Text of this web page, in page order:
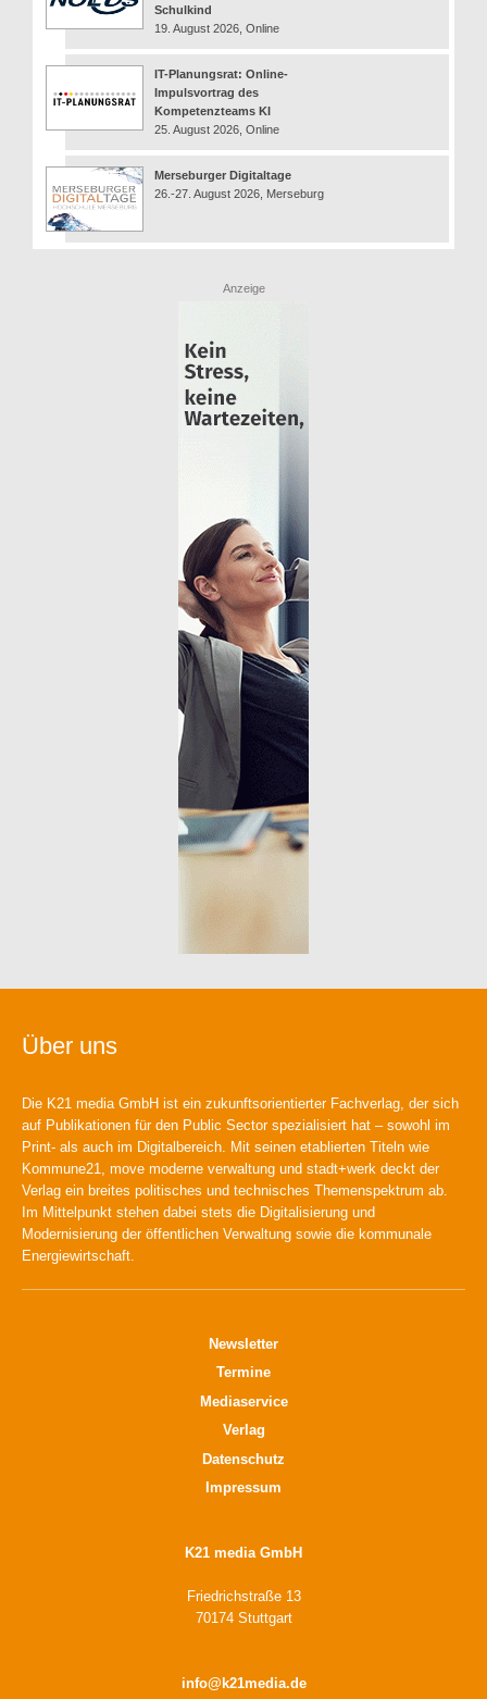
Schulkind
19. August 2026, Online
IT-Planungsrat: Online-
Impulsvortrag des
Kompetenzteams KI
25. August 2026, Online
Merseburger Digitaltage
26.-27. August 2026, Merseburg
Anzeige
Über uns
Die K21 media GmbH ist ein zukunftsorientierter Fachverlag, der sich
auf Publikationen für den Public Sector spezialisiert hat – sowohl im
Print- als auch im Digitalbereich. Mit seinen etablierten Titeln wie
Kommune21, move moderne verwaltung und stadt+werk deckt der
Verlag ein breites politisches und technisches Themenspektrum ab.
Im Mittelpunkt stehen dabei stets die Digitalisierung und
Modernisierung der öffentlichen Verwaltung sowie die kommunale
Energiewirtschaft.
Newsletter
Termine
Mediaservice
Verlag
Datenschutz
Impressum
K21 media GmbH
Friedrichstraße 13
70174 Stuttgart
info@k21media.de